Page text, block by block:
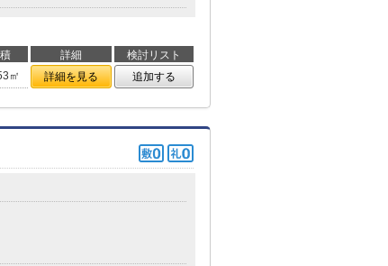
詳細
検討リスト
㎡ 詳細を見る 追加する